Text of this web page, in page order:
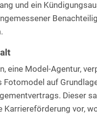
und ein
eine Model-Agentur,
Fotomodel auf
Dieser
Karriereförderung vor,